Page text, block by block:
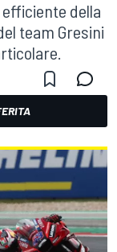
efficiente della
team Gresini